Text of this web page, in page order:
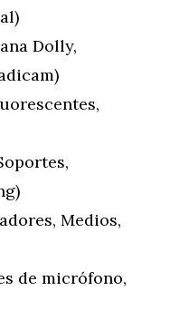
Dolly,
Medios,
de micrófono,